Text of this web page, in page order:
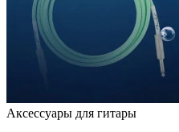
Аксессуары для гитары